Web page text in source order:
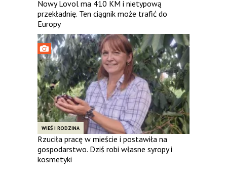
Nowy Lovol ma 410 KM i nietypową
przekładnię. Ten ciągnik może trafić do
Europy
WIEŚ I RODZINA
Rzuciła pracę w mieście i postawiła na
gospodarstwo. Dziś robi własne syropy i
kosmetyki